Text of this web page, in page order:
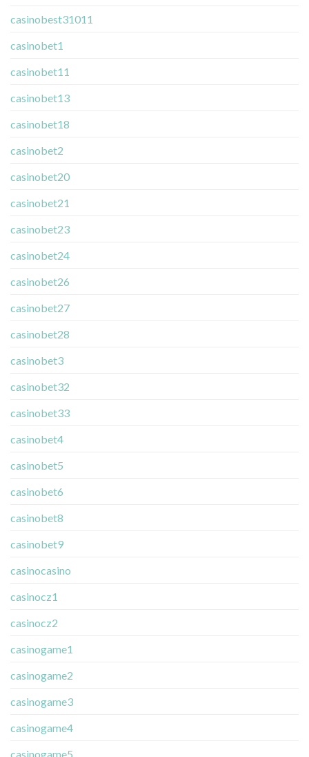
casinobest31011
casinobet1
casinobet11
casinobet13
casinobet18
casinobet2
casinobet20
casinobet21
casinobet23
casinobet24
casinobet26
casinobet27
casinobet28
casinobet3
casinobet32
casinobet33
casinobet4
casinobet5
casinobet6
casinobet8
casinobet9
casinocasino
casinocz1
casinocz2
casinogame1
casinogame2
casinogame3
casinogame4
casinogame5